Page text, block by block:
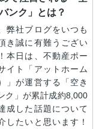
ンク」とは？
弊社ブログをいつも
き誠に有難うござい
本日は、不動産ポー
イト「アットホーム
」が運営する「空き
ク」が累計成約8,000
成した話題について
したいと思います！